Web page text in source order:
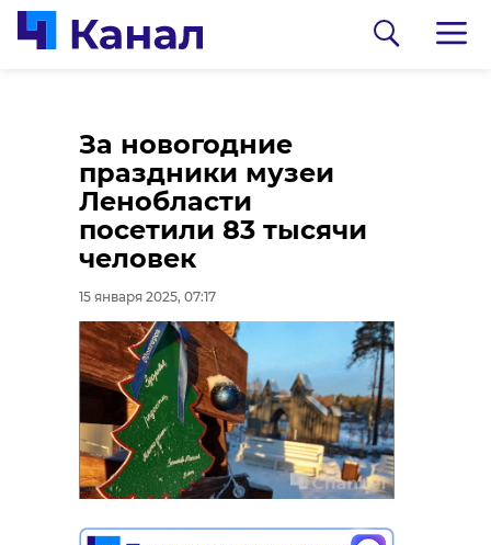
За новогодние
праздники музеи
Ленобласти
посетили 83 тысячи
человек
15 января 2025, 07:17
"Лиза Алерт" за 2024
год приняли
рекордные 3922
заявки на поиски
людей
14 января 2025, 20:44